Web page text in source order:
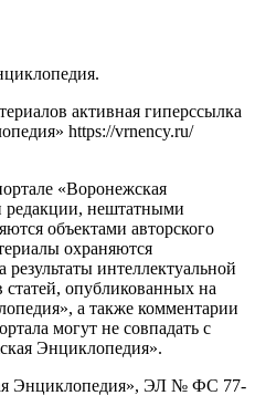
активная гиперссылка
https://vrnency.ru/
«Воронежская
редакции, нештатными
объектами авторского
охраняются
результаты интеллектуальной
статей, опубликованных на
а также комментарии
могут не совпадать с
Энциклопедия».
Энциклопедия», ЭЛ № ФС 77-